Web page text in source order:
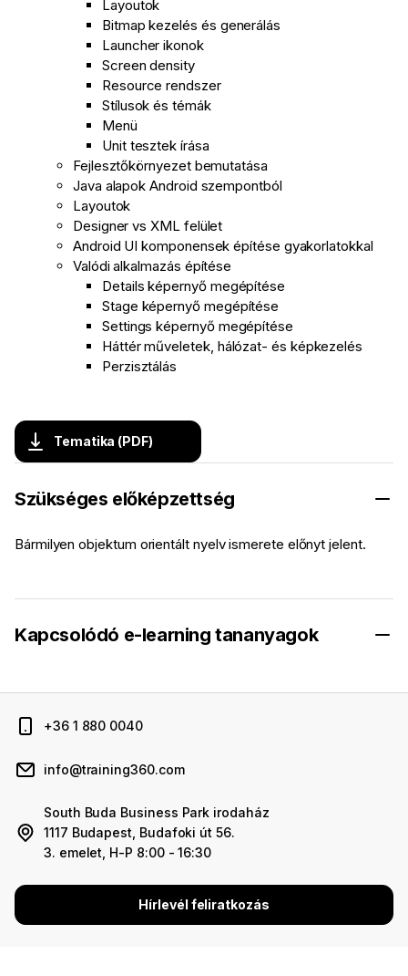
Layoutok
Bitmap kezelés és generálás
Launcher ikonok
Screen density
Resource rendszer
Stílusok és témák
Menü
Unit tesztek írása
Fejlesztőkörnyezet bemutatása
Java alapok Android szempontból
Layoutok
Designer vs XML felület
Android UI komponensek építése gyakorlatokkal
Valódi alkalmazás építése
Details képernyő megépítése
Stage képernyő megépítése
Settings képernyő megépítése
Háttér műveletek, hálózat- és képkezelés
Perzisztálás
Tematika (PDF)
Szükséges előképzettség
Bármilyen objektum orientált nyelv ismerete előnyt jelent.
Kapcsolódó e-learning tananyagok
+36 1 880 0040
info@training360.com
South Buda Business Park irodaház
1117 Budapest, Budafoki út 56.
3. emelet, H-P 8:00 - 16:30
Hírlevél feliratkozás